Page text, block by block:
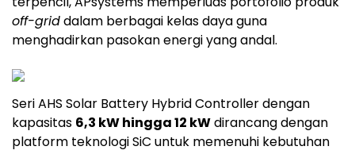
off-griddalam berbagai kelas daya guna
menghadirkan pasokan energi yang andal.
Seri AHS Solar Battery Hybrid Controller dengan
kapasitas 6,3 kW hingga 12 kWdirancang dengan
platform teknologi SiC untuk memenuhi kebutuhan